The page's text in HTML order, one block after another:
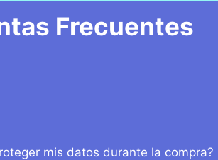
Frecuentes
mis datos durante la compra?